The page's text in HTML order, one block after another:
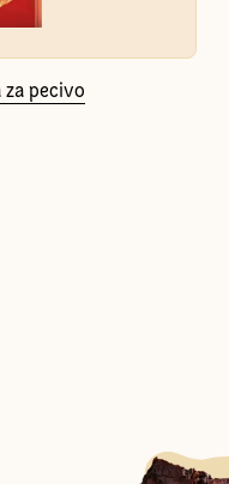
za pecivo